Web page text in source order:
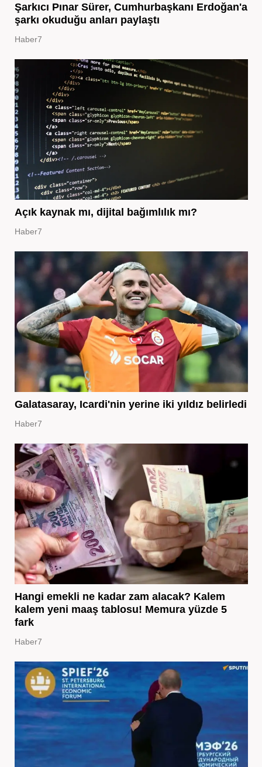
Şarkıcı Pınar Sürer, Cumhurbaşkanı Erdoğan'a
şarkı okuduğu anları paylaştı
Haber7
Açık kaynak mı, dijital bağımlılık mı?
Haber7
Galatasaray, Icardi'nin yerine iki yıldız belirledi
Haber7
Hangi emekli ne kadar zam alacak? Kalem
kalem yeni maaş tablosu! Memura yüzde 5
fark
Haber7